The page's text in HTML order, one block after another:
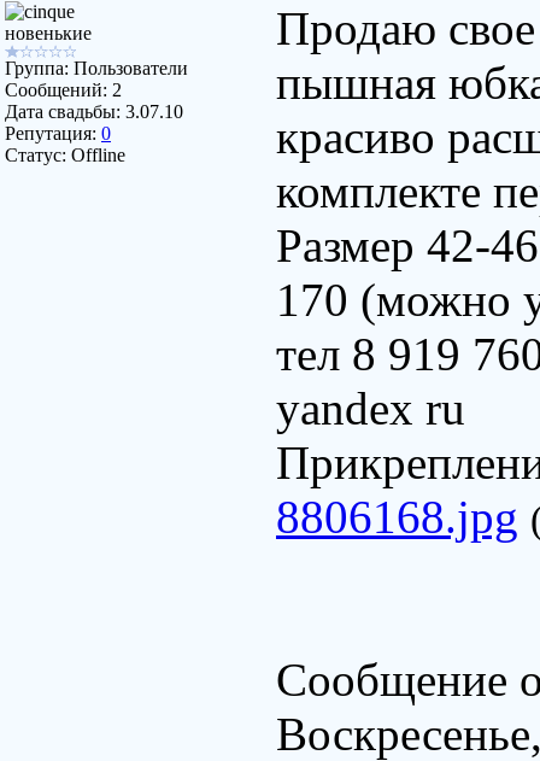
новенькие
Группа: Пользователи
Сообщений: 2
Дата свадьбы: 3.07.10
Репутация: 0
Статус: Offline
Продаю
пышная
красиво
комплекте
Размер 42-
170 (можно
тел 8 919
yandex ru
8806168.jpg
Сообщение